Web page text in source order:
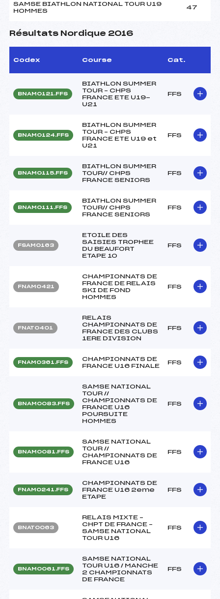
SAMSE BIATHLON NATIONAL TOUR U19
HOMMES
47
Résultats Nordique 2016
Codex Course Cat.
BNAM0121.FFS
BIATHLON SUMMER
TOUR – CHPS
FRANCE ETE U19-
U21
FFS
BNAM0124.FFS
BIATHLON SUMMER
TOUR – CHPS
FRANCE ETE U19 et
U21
FFS
BNAM0115.FFS
BIATHLON SUMMER
TOUR// CHPS
FRANCE SENIORS
FFS
BNAM0111.FFS
BIATHLON SUMMER
TOUR// CHPS
FRANCE SENIORS
FFS
FSAM0163
ETOILE DES
SAISIES TROPHEE
DU BEAUFORT
ETAPE 10
FFS
FNAM0421
CHAMPIONNATS DE
FRANCE DE RELAIS
SKI DE FOND
HOMMES
FFS
FNAT0401
RELAIS
CHAMPIONNATS DE
FRANCE DES CLUBS
1ERE DIVISION
FFS
FNAM0361.FFS
CHAMPIONNATS DE
FRANCE U16 FINALE
FFS
BNAM0083.FFS
SAMSE NATIONAL
TOUR //
CHAMPIONNATS DE
FRANCE U16
POURSUITE
HOMMES
FFS
BNAM0081.FFS
SAMSE NATIONAL
TOUR //
CHAMPIONNATS DE
FRANCE U16
FFS
FNAM0241.FFS
CHAMPIONNATS DE
FRANCE U16 2eme
ETAPE
FFS
BNAT0063
RELAIS MIXTE –
CHPT DE FRANCE –
SAMSE NATIONAL
TOUR U16
FFS
BNAM0061.FFS
SAMSE NATIONAL
TOUR U16 / MANCHE
2 CHAMPIONNATS
DE FRANCE
FFS